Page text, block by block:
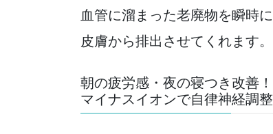
血管に溜まった老廃物を瞬時に
皮膚から排出させてくれます。
朝の疲労感・夜の寝つき改善！
マイナスイオンで自律神経調整